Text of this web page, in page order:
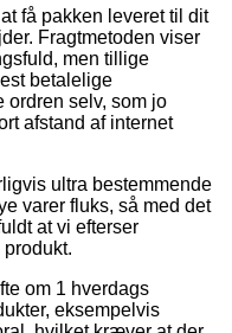
få pakken leveret til dit
Fragtmetoden viser
men tillige
betalelige
ordren selv, som jo
afstand af internet
ultra bestemmende
varer fluks, så med det
at vi efterser
om 1 hverdags
eksempelvis